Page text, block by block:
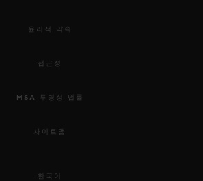
윤리적 약속
접근성
MSA 투명성 법률
사이트맵
한국어